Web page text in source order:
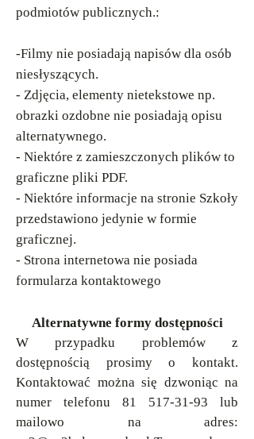
podmiotów publicznych.:
-Filmy nie posiadają napisów dla osób
niesłyszących.
- Zdjęcia, elementy nietekstowe np.
obrazki ozdobne nie posiadają opisu
alternatywnego.
- Niektóre z zamieszczonych plików to
graficzne pliki PDF.
- Niektóre informacje na stronie Szkoły
przedstawiono jedynie w formie
graficznej.
- Strona internetowa nie posiada
formularza kontaktowego
Alternatywne formy dostępności
W przypadku problemów z
dostępnością prosimy o kontakt.
Kontaktować można się dzwoniąc na
numer telefonu 81 517-31-93 lub
mailowo na adres: